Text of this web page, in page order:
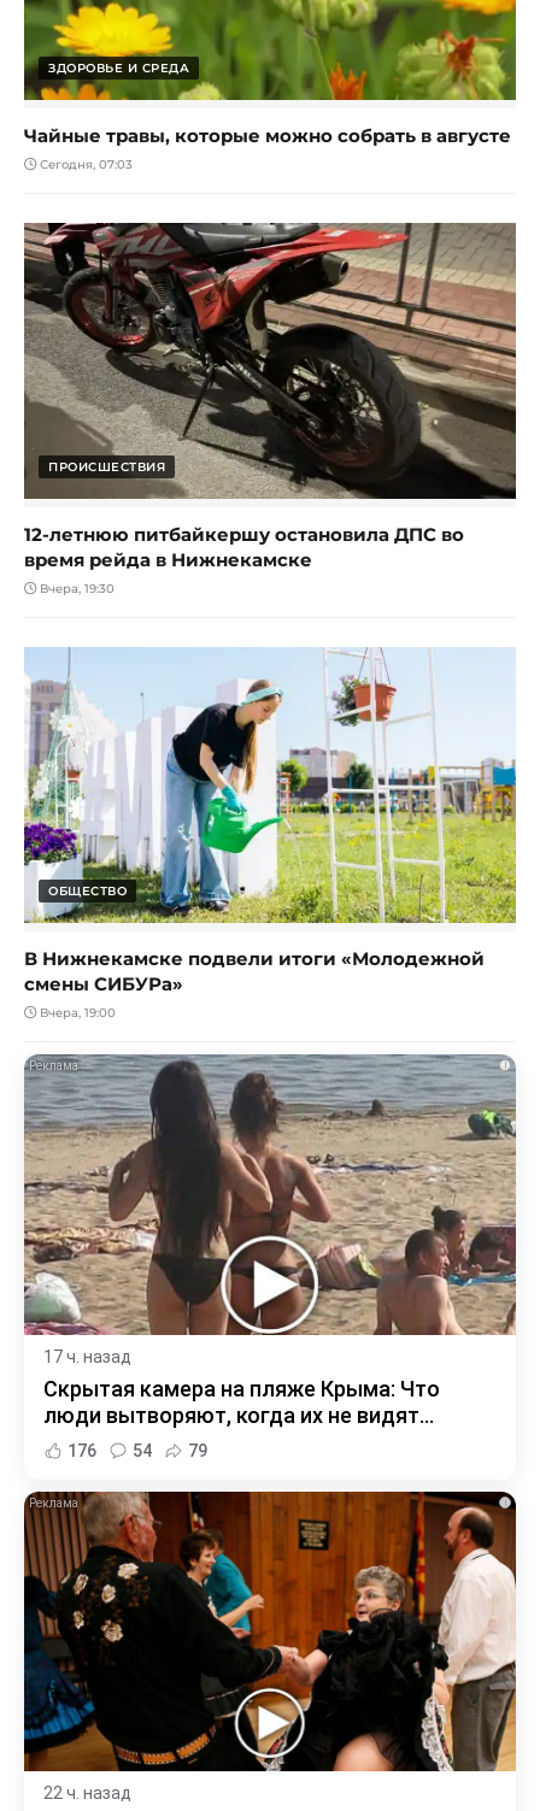
ЗДОРОВЬЕ И СРЕДА
Чайные травы, которые можно собрать в августе
Сегодня, 07:03
ПРОИСШЕСТВИЯ
12-летнюю питбайкершу остановила ДПС во
время рейда в Нижнекамске
Вчера, 19:30
ОБЩЕСТВО
В Нижнекамске подвели итоги «Молодежной
смены СИБУРа»
Вчера, 19:00
i
17 ч. назад
Скрытая камера на пляже Крыма: Что
люди вытворяют, когда их не видят...
176 54 79
i
22 ч. назад